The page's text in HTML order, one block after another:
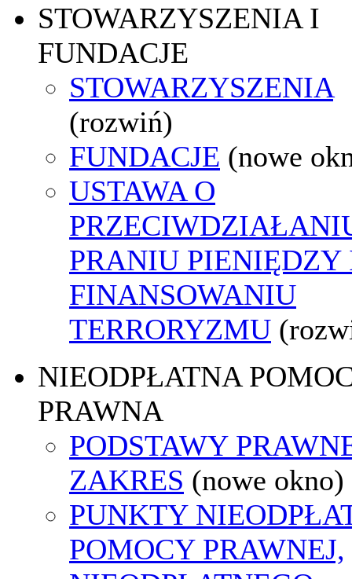
STOWARZYSZENIA I
FUNDACJE
STOWARZYSZENIA
(rozwiń)
FUNDACJE (nowe
USTAWA O
PRANIU PIENIĘDZY
FINANSOWANIU
TERRORYZMU
NIEODPŁATNA
PRAWNA
PODSTAWY
ZAKRES (nowe okno)
PUNKTY
POMOCY PRAWNEJ,